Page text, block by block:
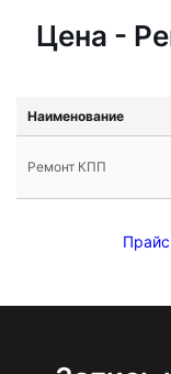
Цена -
Наименование
Ремонт КПП